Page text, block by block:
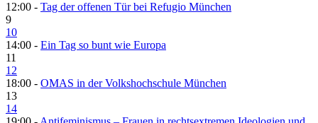
12:00 - Tag der offenen Tür bei Refugio München
9
10
14:00 - Ein Tag so bunt wie Europa
11
12
18:00 - OMAS in der Volkshochschule München
13
14